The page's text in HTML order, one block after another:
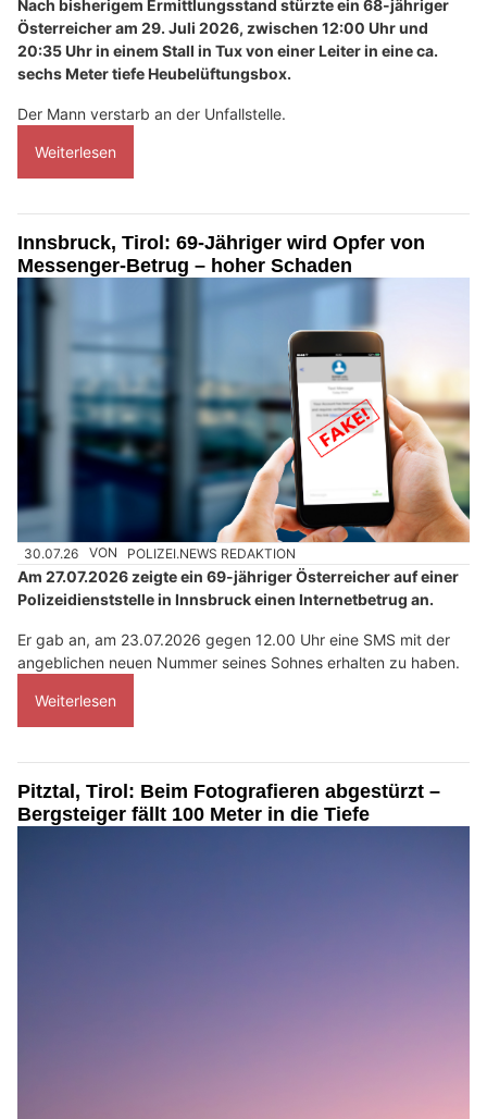
Nach bisherigem Ermittlungsstand stürzte ein 68-jähriger
Österreicher am 29. Juli 2026, zwischen 12:00 Uhr und
20:35 Uhr in einem Stall in Tux von einer Leiter in eine ca.
sechs Meter tiefe Heubelüftungsbox.
Der Mann verstarb an der Unfallstelle.
Weiterlesen
Innsbruck, Tirol: 69-Jähriger wird Opfer von
Messenger-Betrug – hoher Schaden
30.07.26 VON POLIZEI.NEWS REDAKTION
Am 27.07.2026 zeigte ein 69-jähriger Österreicher auf einer
Polizeidienststelle in Innsbruck einen Internetbetrug an.
Er gab an, am 23.07.2026 gegen 12.00 Uhr eine SMS mit der
angeblichen neuen Nummer seines Sohnes erhalten zu haben.
Weiterlesen
Pitztal, Tirol: Beim Fotografieren abgestürzt –
Bergsteiger fällt 100 Meter in die Tiefe